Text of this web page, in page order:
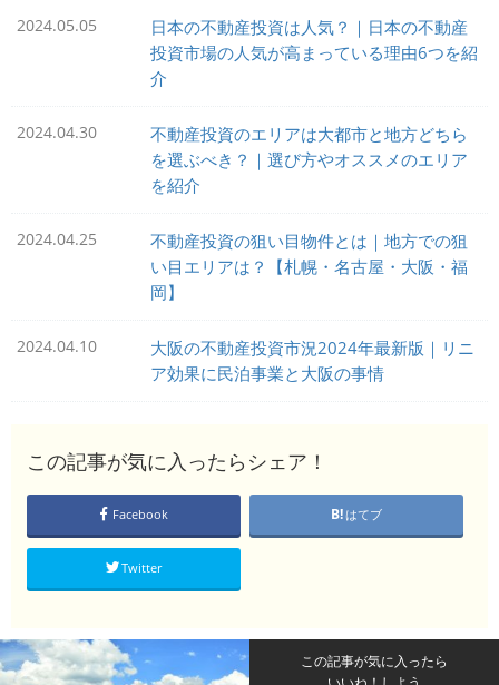
2024.05.05
日本の不動産投資は人気？｜日本の不動産
投資市場の人気が高まっている理由6つを紹
介
2024.04.30
不動産投資のエリアは大都市と地方どちら
を選ぶべき？｜選び方やオススメのエリア
を紹介
2024.04.25
不動産投資の狙い目物件とは｜地方での狙
い目エリアは？【札幌・名古屋・大阪・福
岡】
2024.04.10
大阪の不動産投資市況2024年最新版｜リニ
ア効果に民泊事業と大阪の事情
この記事が気に入ったらシェア！
Facebook はてブ
Twitter
この記事が気に入ったら